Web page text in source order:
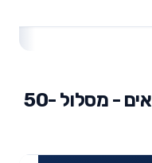
תשואות קופת גמל הנדסאים - מסלול 50-